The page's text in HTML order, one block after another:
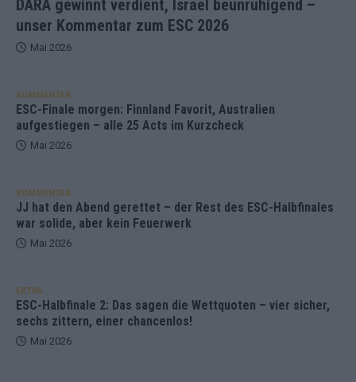
DARA gewinnt verdient, Israel beunruhigend –
unser Kommentar zum ESC 2026
Mai 2026
KOMMENTAR
ESC-Finale morgen: Finnland Favorit, Australien
aufgestiegen – alle 25 Acts im Kurzcheck
Mai 2026
KOMMENTAR
JJ hat den Abend gerettet – der Rest des ESC-Halbfinales
war solide, aber kein Feuerwerk
Mai 2026
EXTRA
ESC-Halbfinale 2: Das sagen die Wettquoten – vier sicher,
sechs zittern, einer chancenlos!
Mai 2026